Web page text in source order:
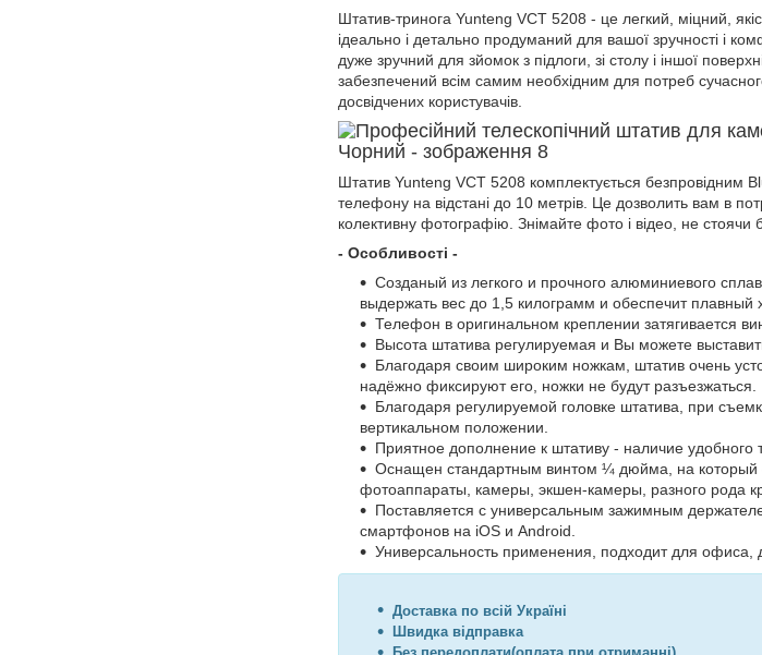
Штатив-тринога Yunteng VCT 5208 - це легкий, міцний,
ідеально і детально продуманий для вашої зручності і
дуже зручний для зйомок з підлоги, зі столу і іншої
забезпечений всім самим необхідним для потреб
досвідчених користувачів.
Штатив Yunteng VCT 5208 комплектується безпровідним
телефону на відстані до 10 метрів. Це дозволить вам в
колективну фотографію. Знімайте фото і відео, не стоячи
- Особливості -
Созданый из легкого и прочного алюминиевого
выдержать вес до 1,5 килограмм и обеспечит плавный
Телефон в оригинальном креплении затягивается
Высота штатива регулируемая и Вы можете
Благодаря своим широким ножкам, штатив очень
надёжно фиксируют его, ножки не будут разъезжаться.
Благодаря регулируемой головке штатива, при
вертикальном положении.
Приятное дополнение к штативу - наличие удобного
Оснащен стандартным винтом ¼ дюйма, на который
фотоаппараты, камеры, экшен-камеры, разного рода
Поставляется с универсальным зажимным
смартфонов на iOS и Android.
Универсальность применения, подходит для офиса,
Доставка по всій Україні
Швидка відправка